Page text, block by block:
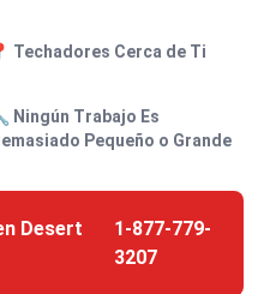
Techadores Cerca de Ti
Ningún Trabajo Es
Pequeño o Grande
Desert
1-877-779-
3207